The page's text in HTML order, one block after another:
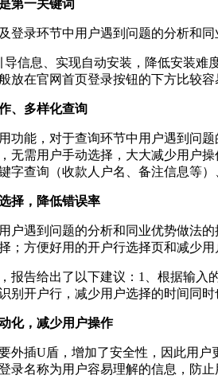
第一关键词
登录环节中用户遇到问题的分析和
信息、实现自动安装，降低安装
放在官网首页登录按钮的下方比较容
、多样化查询
功能，对于查询环节中用户遇到问
无需用户手动选择，大大减少用户
字查询（收款人户名、备注信息等
择，降低错误率
户遇到问题的分析和同业优势做法
；方便好用的开户行选择页和减少
报告给出了以下建议：1、根据输
别开户行，减少用户选择的时间同
化，减少用户操作
外插U盾，增加了安全性，因此用
录名称为用户容易理解的信息，防